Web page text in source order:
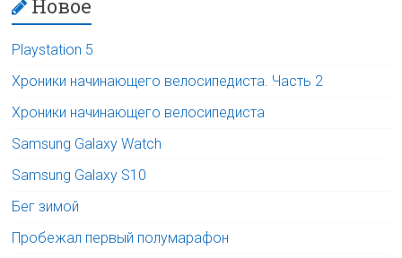
Новое
Playstation 5
Хроники начинающего велосипедиста. Часть 2
Хроники начинающего велосипедиста
Samsung Galaxy Watch
Samsung Galaxy S10
Бег зимой
Пробежал первый полумарафон